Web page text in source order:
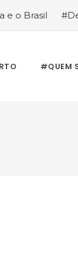
e o Brasil
#QUEM